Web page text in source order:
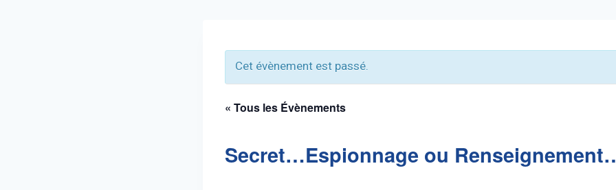
Cet évènement est passé.
« Tous les Évènements
Secret…Espionnage ou